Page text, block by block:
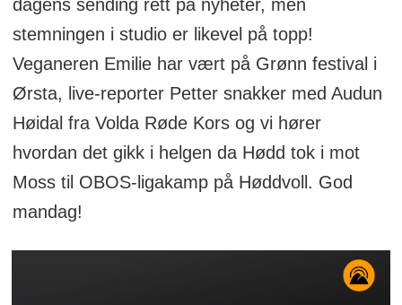
dagens sending rett på nyheter, men
stemningen i studio er likevel på topp!
Veganeren Emilie har vært på Grønn festival i
Ørsta, live-reporter Petter snakker med Audun
Høidal fra Volda Røde Kors og vi hører
hvordan det gikk i helgen da Hødd tok i mot
Moss til OBOS-ligakamp på Høddvoll. God
mandag!